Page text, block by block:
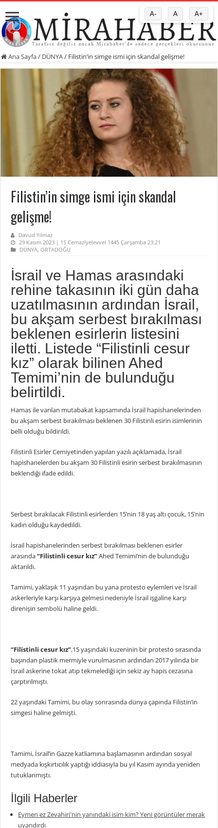
Ana Sayfa/ DÜNYA/ Filistin’in simge ismi için skandal gelişme!
Filistin’in simge ismi için skandal
gelişme!
Davud Yılmaz
29 Kasım 2023 | 15 Cemaziyelevvel 1445 Çarşamba 23:21
DÜNYA,ORTADOĞU
İsrail ve Hamas arasındaki
rehine takasının iki gün daha
uzatılmasının ardından İsrail,
bu akşam serbest bırakılması
beklenen esirlerin listesini
iletti. Listede “Filistinli cesur
kız” olarak bilinen Ahed
Temimi’nin de bulunduğu
belirtildi.
Hamas ile varılan mutabakat kapsamında İsrail hapishanelerinden
bu akşam serbest bırakılması beklenen 30 Filistinli esirin isimlerinin
belli olduğu bildirildi.
Filistinli Esirler Cemiyetinden yapılan yazılı açıklamada, İsrail
hapishanelerden bu akşam 30 Filistinli esirin serbest bırakılmasının
beklendiği ifade edildi.
Serbest bırakılacak Filistinli esirlerden 15’nin 18 yaş altı çocuk, 15’nin
kadın olduğu kaydedildi.
İsrail hapishanelerinden serbest bırakılması beklenen esirler
arasında“Filistinli cesur kız”Ahed Temimi’nin de bulunduğu
aktarıldı.
Tamimi, yaklaşık 11 yaşından bu yana protesto eylemleri ve İsrail
askerleriyle karşı karşıya gelmesi nedeniyle İsrail işgaline karşı
direnişin sembolü haline geldi.
“Filistinli cesur kız”,15 yaşındaki kuzeninin bir protesto sırasında
başından plastik mermiyle vurulmasının ardından 2017 yılında bir
İsrail askerine tokat atıp tekmelediği için sekiz ay hapis cezasına
çarptırılmıştı.
22 yaşındaki Tamimi, bu olay sonrasında dünya çapında Filistin’in
simgesi haline gelmişti.
Tamimi, İsrail’in Gazze katliamına başlamasının ardından sosyal
medyada kışkırtıcılık yaptığı iddiasıyla bu yıl Kasım ayında yeniden
tutuklanmıştı.
İlgili Haberler
Eymen ez Zevahiri'nin yanındaki isim kim? Yeni görüntüler merak
uyandırdı
A- A A+